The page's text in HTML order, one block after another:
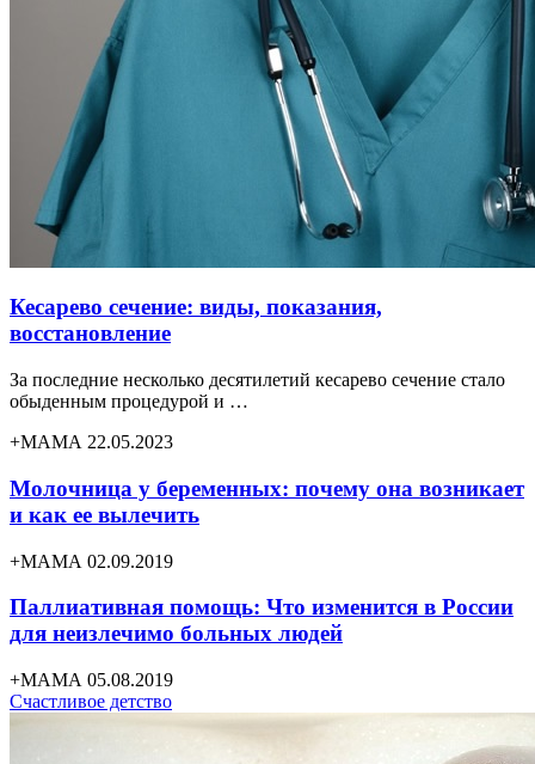
Кесарево сечение: виды, показания,
восстановление
За последние несколько десятилетий кесарево сечение стало
обыденным процедурой и …
+МАМА 22.05.2023
Молочница у беременных: почему она возникает
и как ее вылечить
+МАМА 02.09.2019
Паллиативная помощь: Что изменится в России
для неизлечимо больных людей
+МАМА 05.08.2019
Счастливое детство